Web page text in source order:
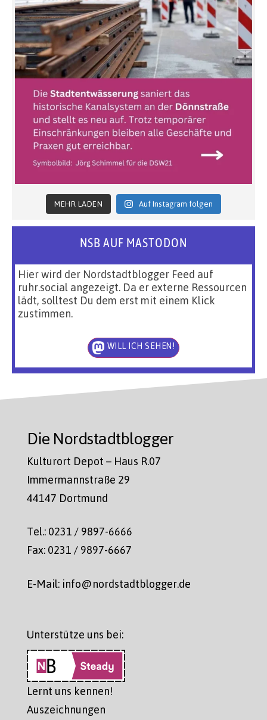
MEHR LADEN Auf Instagram folgen
NSB AUF MASTODON
Hier wird der Nordstadtblogger Feed auf
ruhr.social angezeigt. Da er externe Ressourcen
lädt, solltest Du dem erst mit einem Klick
zustimmen.
WILL ICH SEHEN!
Die Nordstadtblogger
Kulturort Depot – Haus R.07
Immermannstraße 29
44147 Dortmund
Tel.: 0231 / 9897-6666
Fax: 0231 / 9897-6667
E-Mail: info@nordstadtblogger.de
Unterstütze uns bei:
Lernt uns kennen!
Auszeichnungen